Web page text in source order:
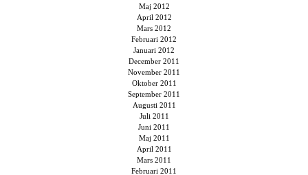
Maj 2012
April 2012
Mars 2012
Februari 2012
Januari 2012
December 2011
November 2011
Oktober 2011
September 2011
Augusti 2011
Juli 2011
Juni 2011
Maj 2011
April 2011
Mars 2011
Februari 2011